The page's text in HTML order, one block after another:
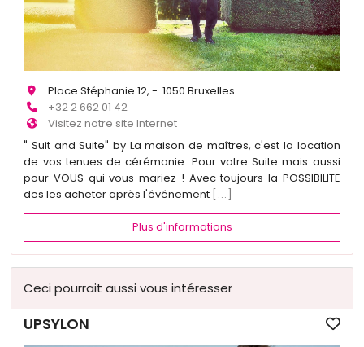
Place Stéphanie 12, - 1050 Bruxelles
+32 2 662 01 42
Visitez notre site Internet
" Suit and Suite" by La maison de maîtres, c'est la location
de vos tenues de cérémonie. Pour votre Suite mais aussi
pour VOUS qui vous mariez ! Avec toujours la POSSIBILITE
des les acheter après l'événement [...]
Plus d'informations
Ceci pourrait aussi vous intéresser
UPSYLON